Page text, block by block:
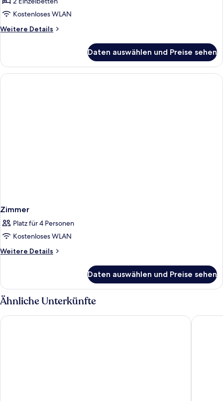
with
balcony
anzeigen
Kostenloses WLAN
Weitere Details
Weitere
Twin/Double
with
balcony
Daten auswählen und Preise sehen
Zimmer
Platz für 4 Personen
Kostenloses WLAN
Weitere Details
Weitere
Daten auswählen und Preise sehen
Ähnliche Unterkünfte
Paleokastritsa Palace